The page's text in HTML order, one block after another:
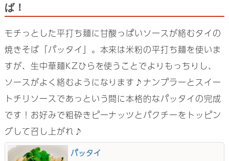
ば！
モチっとした平打ち麺に甘酸っぱいソースが絡むタイの
焼きそば「パッタイ」。本来は米粉の平打ち麺を使いま
すが、生中華麺KZひらを使うことでよりもっちりし、
ソースがよく絡むようになります♪ナンプラーとスイー
トチリソースであっという間に本格的なパッタイの完成
です！お好みで粗砕きピーナッツとパクチーをトッピン
グして召し上がれ♪
パッタイ